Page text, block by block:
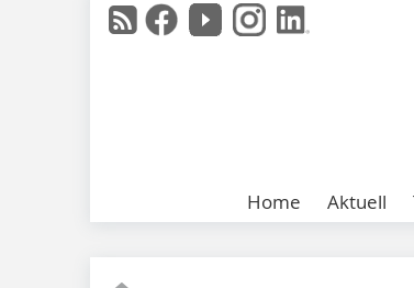
Home Aktuell